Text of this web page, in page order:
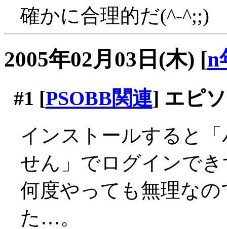
確かに合理的だ(^-^;;)
2005年02月03日(木) [n
#1 [PSOBB関連] エピ
インストールすると
せん」でログインでき
何度やっても無理な
た…。